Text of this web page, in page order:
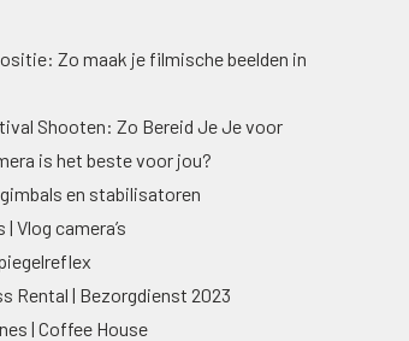
Zo maak je filmische beelden in
Shooten: Zo Bereid Je Je voor
is het beste voor jou?
en stabilisatoren
Vlog camera’s
Rental | Bezorgdienst 2023
| Coffee House